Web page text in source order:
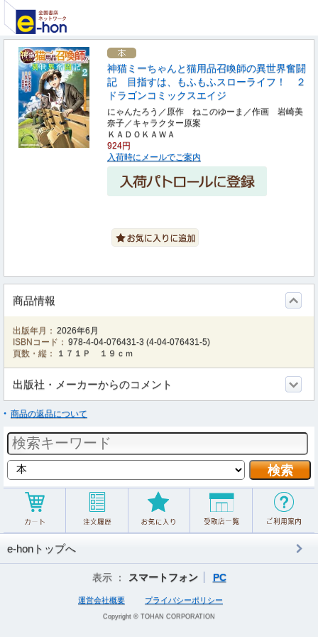
神猫ミーちゃんと猫用品召喚師の異世界奮闘
記 目指すは、もふもふスローライフ！ ２
ドラゴンコミックスエイジ
にゃんたろう／原作 ねこのゆーま／作画 岩崎美
奈子／キャラクター原案
ＫＡＤＯＫＡＷＡ
924円
入荷時にメールでご案内
商品情報
出版年月： 2026年6月
ISBNコード： 978-4-04-076431-3 (4-04-076431-5)
頁数・縦：
１７１Ｐ １９ｃｍ
出版社・メーカーからのコメント
商品の返品について
e-honトップへ
表示 ： スマートフォン PC
運営会社概要 プライバシーポリシー
Copyright © TOHAN CORPORATION